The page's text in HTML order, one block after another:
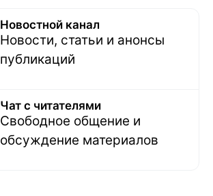
Новостной канал
Новости, статьи и анонсы
публикаций
Чат с читателями
Свободное общение и
обсуждение материалов